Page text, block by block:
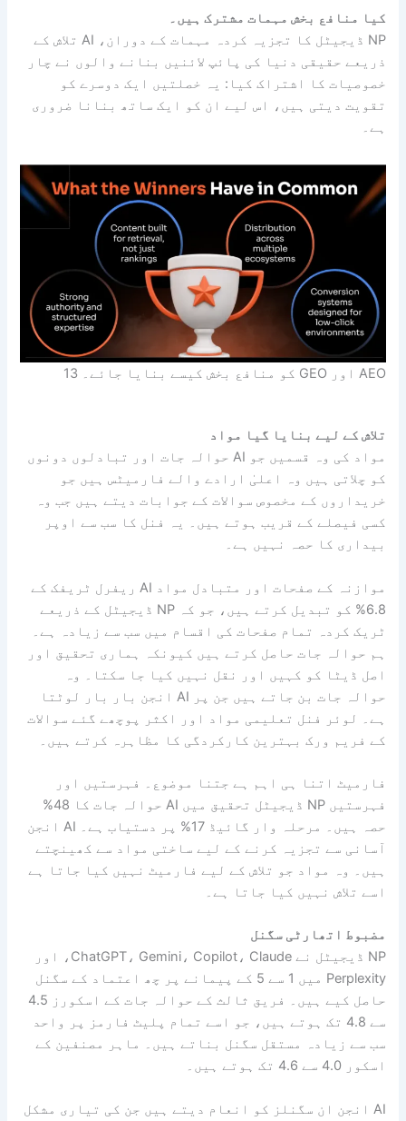
کیا منافع بخش مہمات مشترک ہیں۔
NP ڈیجیٹل کا تجزیہ کردہ مہمات کے دوران، AI تلاش کے
ذریعے حقیقی دنیا کی پائپ لائنیں بنانے والوں نے چار
خصوصیات کا اشتراک کیا: یہ خصلتیں ایک دوسرے کو
تقویت دیتی ہیں، اس لیے ان کو ایک ساتھ بنانا ضروری
ہے۔
AEO اور GEO کو منافع بخش کیسے بنایا جائے۔ 13
تلاش کے لیے بنایا گیا مواد
مواد کی وہ قسمیں جو AI حوالہ جات اور تبادلوں دونوں
کو چلاتی ہیں وہ اعلیٰ ارادے والے فارمیٹس ہیں جو
خریداروں کے مخصوص سوالات کے جوابات دیتے ہیں جب وہ
کسی فیصلے کے قریب ہوتے ہیں۔ یہ فنل کا سب سے اوپر
بیداری کا حصہ نہیں ہے۔
موازنہ کے صفحات اور متبادل مواد AI ریفرل ٹریفک کے
6.8% کو تبدیل کرتے ہیں، جو کہ NP ڈیجیٹل کے ذریعے
ٹریک کردہ تمام صفحات کی اقسام میں سب سے زیادہ ہے۔
ہم حوالہ جات حاصل کرتے ہیں کیونکہ ہماری تحقیق اور
اصل ڈیٹا کو کہیں اور نقل نہیں کیا جا سکتا۔ وہ
حوالہ جات بن جاتے ہیں جن پر AI انجن بار بار لوٹتا
ہے۔ لوئر فنل تعلیمی مواد اور اکثر پوچھے گئے سوالات
کے فریم ورک بہترین کارکردگی کا مظاہرہ کرتے ہیں۔
فارمیٹ اتنا ہی اہم ہے جتنا موضوع۔ فہرستیں اور
فہرستیں NP ڈیجیٹل تحقیق میں AI حوالہ جات کا 48%
حصہ ہیں۔ مرحلہ وار گائیڈ 17% پر دستیاب ہے۔ AI انجن
آسانی سے تجزیہ کرنے کے لیے ساختی مواد سے کھینچتے
ہیں۔ وہ مواد جو تلاش کے لیے فارمیٹ نہیں کیا جاتا ہے
اسے تلاش نہیں کیا جاتا ہے۔
مضبوط اتھارٹی سگنل
NP ڈیجیٹل نے ChatGPT، Gemini، Copilot، Claude، اور
Perplexity میں 1 سے 5 کے پیمانے پر چھ اعتماد کے سگنل
حاصل کیے ہیں۔ فریق ثالث کے حوالہ جات کے اسکورز 4.5
سے 4.8 تک ہوتے ہیں، جو اسے تمام پلیٹ فارمز پر واحد
سب سے زیادہ مستقل سگنل بناتے ہیں۔ ماہر مصنفین کے
اسکور 4.0 سے 4.6 تک ہوتے ہیں۔
AI انجن ان سگنلز کو انعام دیتے ہیں جن کی تیاری مشکل